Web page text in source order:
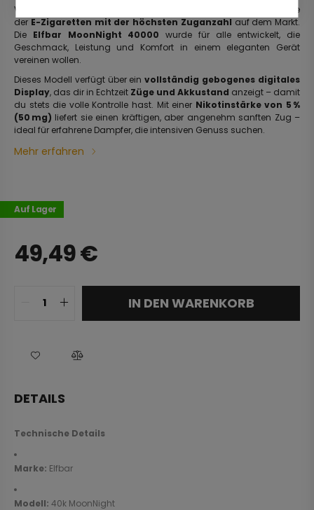
Verabschiede dich von ständigen Gerätewechseln und erlebe eine
der E-Zigaretten mit der höchsten Zuganzahl auf dem Markt.
Die Elfbar MoonNight 40000 wurde für alle entwickelt, die
Geschmack, Leistung und Komfort in einem eleganten Gerät
vereinen wollen.
Dieses Modell verfügt über einvollständig gebogenes digitales
Display, das dir in Echtzeit Züge und Akkustand anzeigt – damit
du stets die volle Kontrolle hast. Mit einer Nikotinstärke von 5 %
(50 mg) liefert sie einen kräftigen, aber angenehm sanften Zug –
ideal für erfahrene Dampfer, die intensiven Genuss suchen.
Mehr erfahren
Auf Lager
49,49€
IN DEN WARENKORB
DETAILS
Technische Details
Marke: Elfbar
Modell: 40k MoonNight